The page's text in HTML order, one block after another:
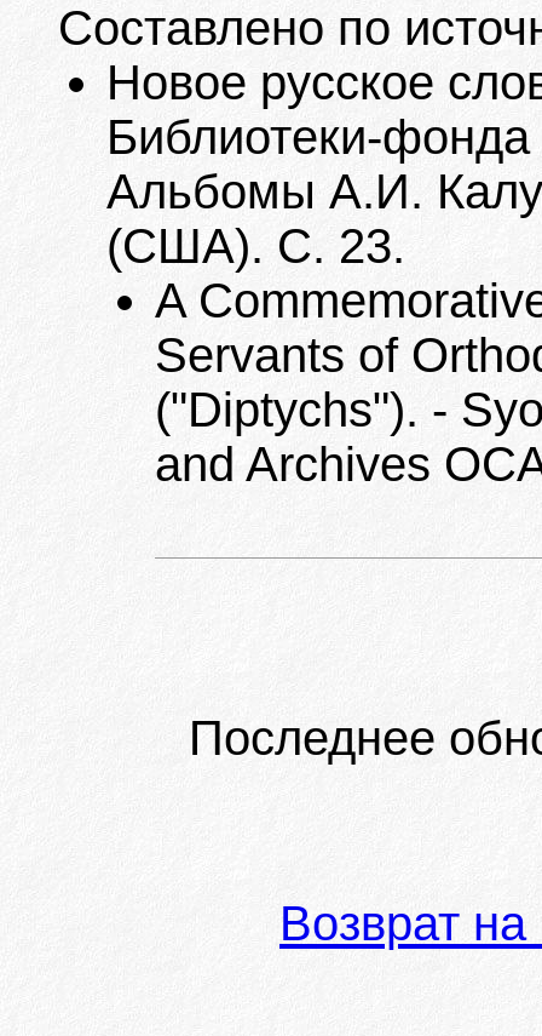
Составлено по
Новое русское
Библиотеки-
Альбомы А.И.
(США). С. 23.
A
Servants of
("Diptychs"). -
and Archives
Последнее
Возврат